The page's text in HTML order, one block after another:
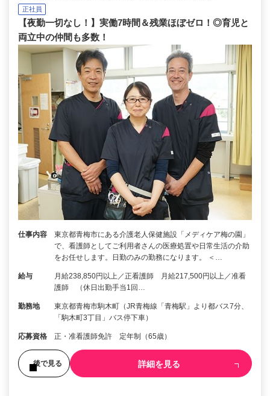
正社員
【夜勤一切なし！】実働7時間＆残業ほぼゼロ！◎育児と
両立中の仲間も多数！
仕事内容
東京都青梅市にある介護老人保健施設「メディケア梅の園」
で、看護師としてご利用者さんの医療処置や日常生活の介助
をお任せします。日勤のみの勤務になります。 ＜…
給与
月給238,850円以上／正看護師 月給217,500円以上／准看
護師 （休日出勤手当1回…
勤務地
東京都青梅市駒木町（JR青梅線「青梅駅」より都バス7分、
「駒木町3丁目」バス停下車）
応募資格 正・准看護師免許 定年制（65歳）
後で見る 詳細を見る